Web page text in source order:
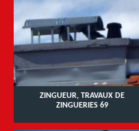
ZINGUEUR, TRAVAUX DE
ZINGUERIES 69